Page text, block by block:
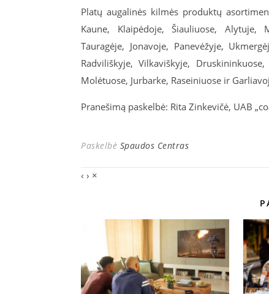
Platų augalinės kilmės produktų
Kaune, Klaipėdoje, Šiauliuose, Alytuje,
Tauragėje, Jonavoje, Panevėžyje,
Radviliškyje, Vilkaviškyje,
Molėtuose, Jurbarke, Raseiniuose ir
Pranešimą paskelbė: Rita Zinkevičė, UAB
Paskelbė Spaudos Centras
‹ › ×